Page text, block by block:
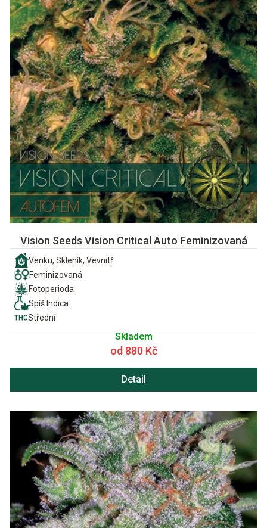
Vision Seeds Vision Critical Auto Feminizovaná
Venku, Skleník, Vevnitř
Feminizovaná
Fotoperioda
Spíš Indica
Střední
Skladem
od 880 Kč
Detail